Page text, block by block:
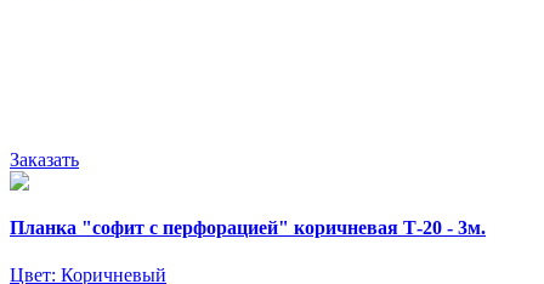
Заказать
Планка "софит с перфорацией" коричневая Т-20 - 3м.
Цвет: Коричневый